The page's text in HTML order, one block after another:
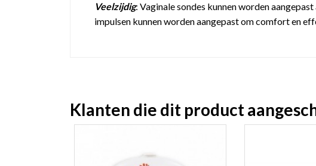
Veelzijdig: Vaginale sondes kunnen worden
impulsen kunnen worden aangepast om comfort en
Klanten die dit product